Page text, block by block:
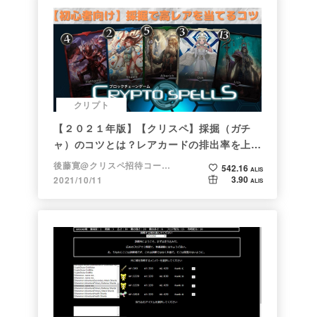
クリプト
【２０２１年版】【クリスペ】採掘（ガチ
ャ）のコツとは？レアカードの排出率を上げ
る方法【初心者向け】
後藤寛@クリスペ招待コード→LHiH
2021/10/11
542.16 ALIS
3.90 ALIS